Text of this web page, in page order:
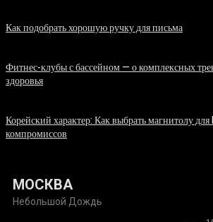
Как подобрать хорошую ручку для письма
Фитнес-клубы с бассейном — о комплексных
здоровья
Корейский характер: Как выбрать магнитолу для
компромиссов
МОСКВА
Небольшой Дождь